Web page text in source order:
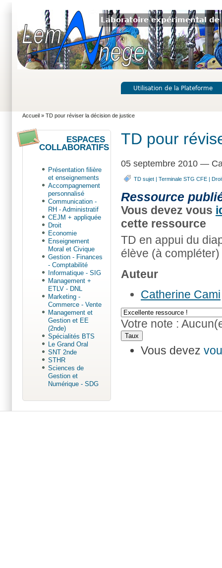
Laboratoire expérimental
Utilisation de la Plateforme
Accueil » TD pour réviser la décision de justice
TD pour
05 septembre 2010 —
TD sujet |Terminale STG CFE |
Ressource
Vous devez vous
cette ressource
TD en appui du
élève (à compléter)
Auteur
Catherine Cami
Votre note :
Vous devez
ESPACES
COLLABORATIFS
Présentation filière
et enseignements
Accompagnement
personnalisé
Communication -
RH - Administratif
CEJM + appliquée
Droit
Economie
Enseignement
Moral et Civique
Gestion - Finances
- Comptabilité
Informatique - SIG
Management +
ETLV - DNL
Marketing -
Commerce - Vente
Management et
Gestion et EE
(2nde)
Spécialités BTS
Le Grand Oral
SNT 2nde
STHR
Sciences de
Gestion et
Numérique - SDG